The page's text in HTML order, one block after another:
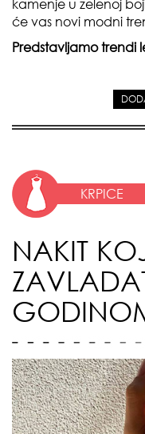
kamenje u zelenoj
će vas novi modni
Predstavljamo trendi
KRPICE
NAKIT